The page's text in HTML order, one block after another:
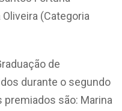
(Categoria
de
durante o segundo
são: Marina